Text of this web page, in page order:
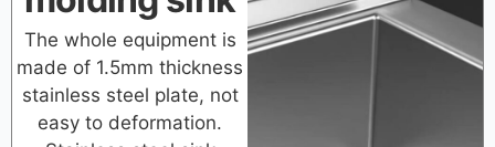
The whole equipment is
made of 1.5mm thickness
stainless steel plate, not
easy to deformation.